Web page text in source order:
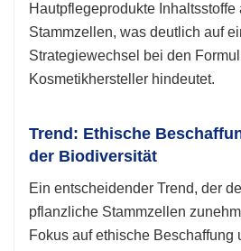
Hautpflegeprodukte
Stammzellen, was deutlich auf
Strategiewechsel bei den
Kosmetikhersteller hindeutet.
Trend: Ethische
der Biodiversität
Ein entscheidender Trend, der
pflanzliche Stammzellen
Fokus auf ethische Beschaffung